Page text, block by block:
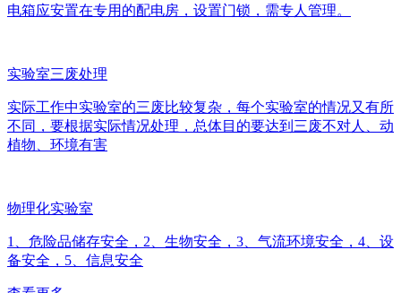
电箱应安置在专用的配电房，设置门锁，需专人管理。
实验室三废处理
实际工作中实验室的三废比较复杂，每个实验室的情况又有所
不同，要根据实际情况处理，总体目的要达到三废不对人、动
植物、环境有害
物理化实验室
1、危险品储存安全，2、生物安全，3、气流环境安全，4、设
备安全，5、信息安全